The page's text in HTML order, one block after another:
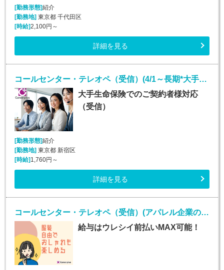
[勤務形態]紹介
[勤務地]東京都 千代田区
[時給]2,100円～
詳細を見る
コールセンター・テレオペ（受信）(4/1～長期*大手生保お客様対応受電)
大手生命保険でのご契約者様対応
（受信）
[勤務形態]紹介
[勤務地] 東京都 新宿区
[時給] 1,760円～
詳細を見る
コールセンター・テレオペ（受信）(アパレル企業のコールセンターお問い合わせ対応業務)
給与はウレシイ前払いMAX可能！